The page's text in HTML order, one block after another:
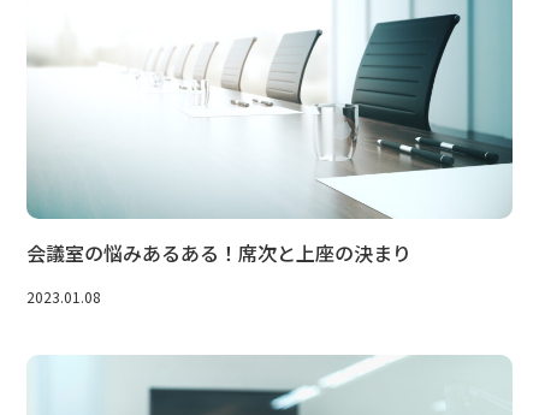
会議室の悩みあるある！席次と上座の決まり
2023.01.08